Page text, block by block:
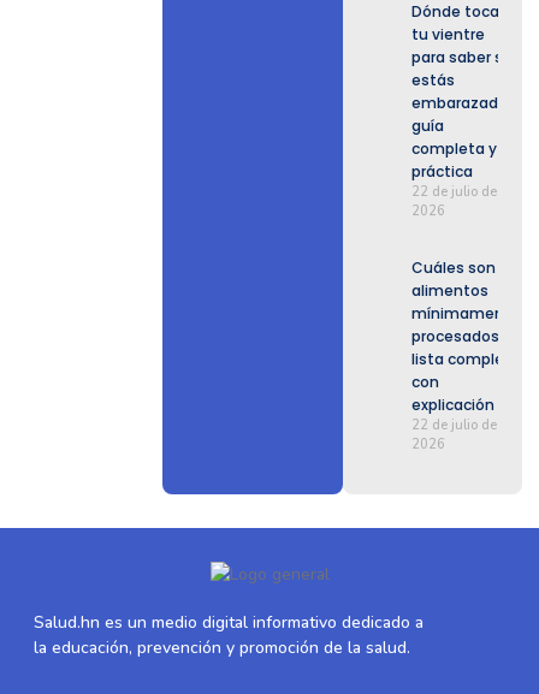
Dónde tocar
tu vientre
para saber si
estás
embarazada:
guía
completa y
práctica
22 de julio de
2026
Cuáles son los
alimentos
mínimamente
procesados:
lista completa
con
explicación
22 de julio de
2026
Salud.hn es un medio digital informativo dedicado a
la educación, prevención y promoción de la salud.